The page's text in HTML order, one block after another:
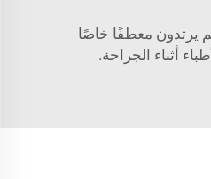
يرتدون معطفًا خاصًا